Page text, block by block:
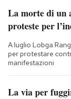
La morte di un
proteste per
A luglio Lobga
per protestare
manifestazioni
La via per